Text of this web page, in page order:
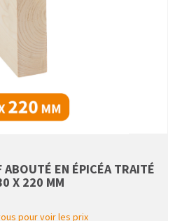
EN ÉPICÉA TRAITÉ
X 220 MM
pour voir les prix